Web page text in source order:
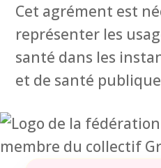
Cet agrément est
représenter les
santé dans les
et de santé